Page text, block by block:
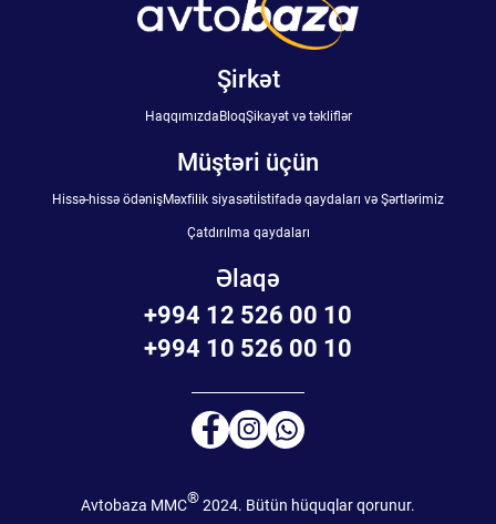
Şirkət
HaqqımızdaBloqŞikayət və təkliflər
Müştəri üçün
Hissə-hissə ödənişMəxfilik siyasətiİstifadə qaydaları və Şərtlərimiz
Çatdırılma qaydaları
Əlaqə
+994 12 526 00 10
+994 10 526 00 10
Avtobaza MMC®2024. Bütün hüquqlar qorunur.